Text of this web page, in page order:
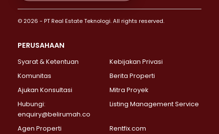
Properti Dijual di Bendungan Hilir >
Properti Dijual di Jakarta Selatan >
Properti Dijual di Lebak Bulus >
Properti Dijual di Gandaria Selatan >
Properti Dijual di Pondok Labu >
Properti Dijual di Lenteng Agung >
Properti Dijual di Senayan >
Properti Dijual di Pondok Pinang >
© 2026 - PT Real Estate Teknologi. All rights reserved.
PERUSAHAAN
Syarat & Ketentuan
Kebijakan Privasi
Komunitas
Berita Properti
Ajukan Konsultasi
Mitra Proyek
Hubungi:
enquiry@belirumah.co
Listing Management Service
Agen Properti Rentfix.com